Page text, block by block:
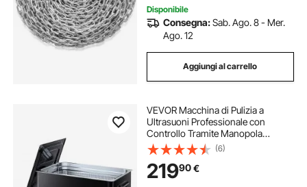
Disponibile
Consegna:Sab. Ago. 8 - Mer.
Ago. 12
Aggiungi al carrello
VEVOR Macchina di Pulizia a
Ultrasuoni Professionale con
Controllo Tramite Manopola
Rotante, Capacita di 30 L con
Cestello e Sfera di Pulizia, Pulitore a
Ultrasuoni per Orologi, Rasoi,
Gioielli
(6)
21990€